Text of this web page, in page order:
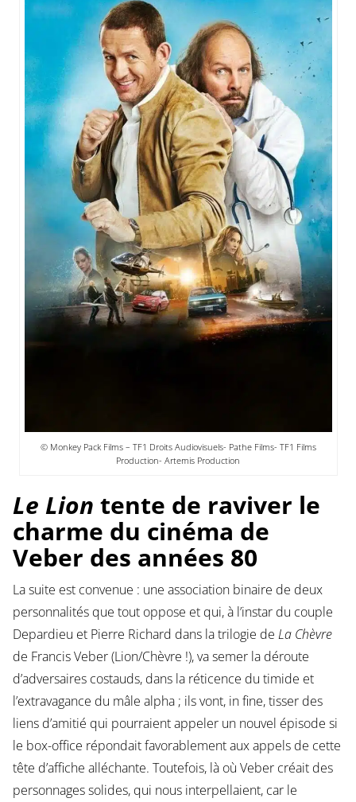
© Monkey Pack Films – TF1 Droits Audiovisuels- Pathe Films- TF1 Films
Production- Artemis Production
Le Lion tente de raviver le
charme du cinéma de
Veber des années 80
La suite est convenue : une association binaire de deux
personnalités que tout oppose et qui, à l’instar du couple
Depardieu et Pierre Richard dans la trilogie de La Chèvre
de Francis Veber (Lion/Chèvre !), va semer la déroute
d’adversaires costauds, dans la réticence du timide et
l’extravagance du mâle alpha ; ils vont, in fine, tisser des
liens d’amitié qui pourraient appeler un nouvel épisode si
le box-office répondait favorablement aux appels de cette
tête d’affiche alléchante. Toutefois, là où Veber créait des
personnages solides, qui nous interpellaient, car le